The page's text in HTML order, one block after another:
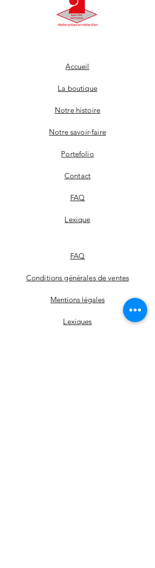
Accueil
La boutique
Notre histoire
Notre savoir-faire
Portefolio
Contact
FAQ
Lexique
FAQ
Conditions générales de ventes
Mentions légales
Lexiques